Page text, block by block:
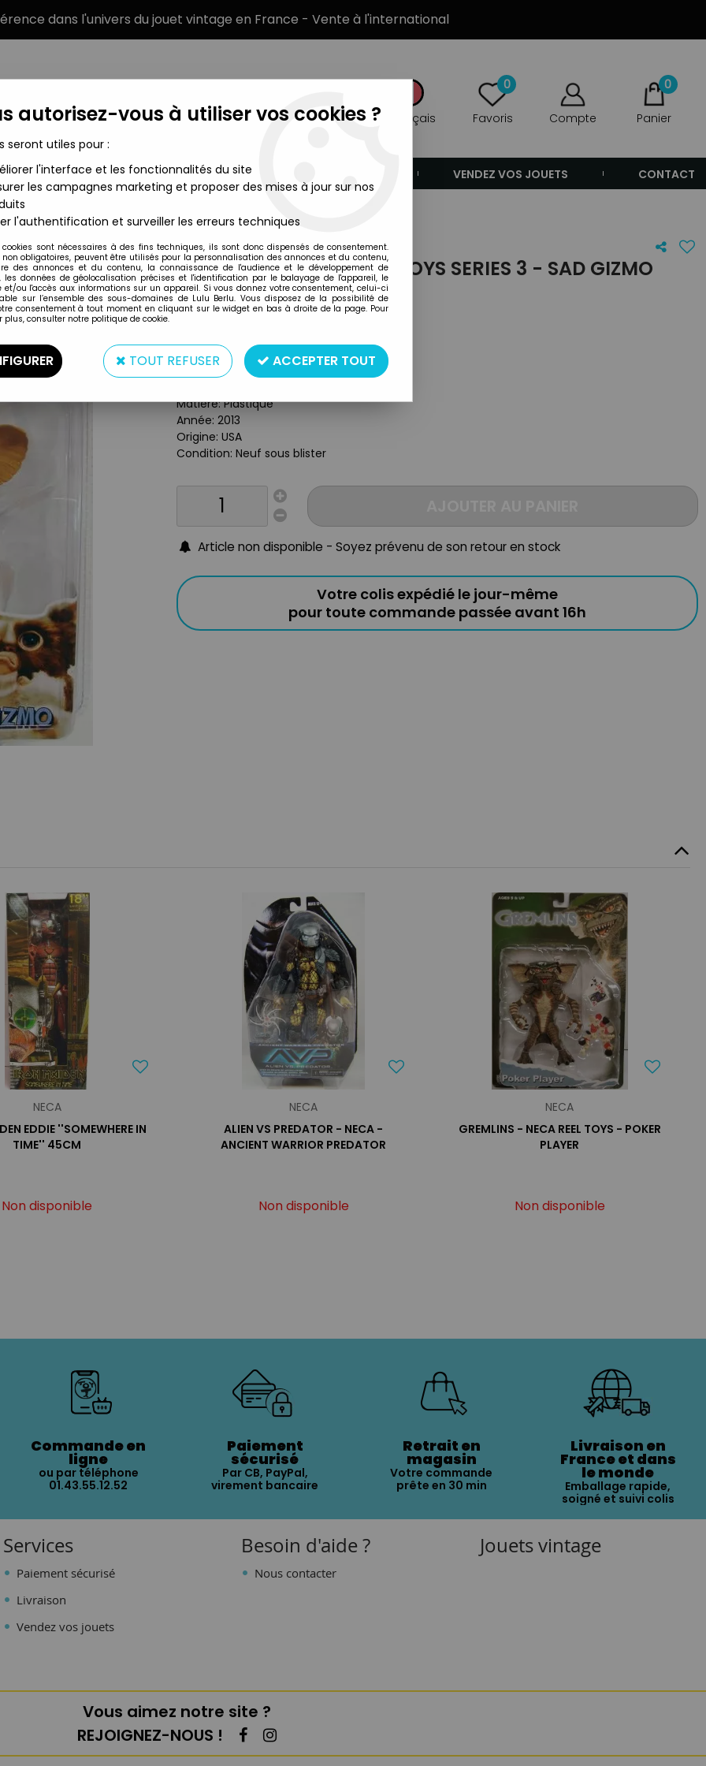
dans l'univers du jouet vintage en France - Vente à l'international
Français
0
Favoris Compte
0
Panier
MARQUES TYPE DE PRODUIT VENDEZ VOS JOUETS CONTACT
(Mogwai)
NECA
GREMLINS - NECA REEL TOYS SERIES 3 - SAD GIZMO
(MOGWAI)
Type: Figurine articulée avec yeux mobiles
Matière: Plastique
Année: 2013
Origine: USA
Condition: Neuf sous blister
Article non disponible - Soyez prévenu de son retour en stock
Votre colis expédié le jour-même
pour toute commande passée avant 16h
NECA
EDDIE ''SOMEWHERE IN
TIME'' 45CM
Non disponible
NECA
ALIEN VS PREDATOR - NECA -
ANCIENT WARRIOR PREDATOR
Non disponible
NECA
GREMLINS - NECA REEL TOYS - POKER
PLAYER
Non disponible
Commande en
ligne
ou par téléphone
01.43.55.12.52
Paiement
sécurisé
Par CB, PayPal,
virement bancaire
Retrait en
magasin
Votre commande
prête en 30 min
Livraison en
France et dans
le monde
Emballage rapide,
soigné et suivi colis
Services
Paiement sécurisé
Livraison
Vendez vos jouets
Besoin d'aide ?
Nous contacter
Jouets vintage
Vous aimez notre site ?
REJOIGNEZ-NOUS !
autorisez-vous à utiliser vos cookies ?
seront utiles pour :
l'interface et les fonctionnalités du site
les campagnes marketing et proposer des mises à jour sur nos
l'authentification et surveiller les erreurs techniques
cookies sont nécessaires à des fins techniques, ils sont donc dispensés de consentement.
non obligatoires, peuvent être utilisés pour la personnalisation des annonces et du contenu,
des annonces et du contenu, la connaissance de l'audience et le développement de
les données de géolocalisation précises et l'identification par le balayage de l'appareil, le
et/ou l'accès aux informations sur un appareil. Si vous donnez votre consentement, celui-ci
sur l’ensemble des sous-domaines de Lulu Berlu. Vous disposez de la possibilité de
consentement à tout moment en cliquant sur le widget en bas à droite de la page. Pour
plus, consulter notre politique de cookie.
TOUT REFUSER ACCEPTER TOUT